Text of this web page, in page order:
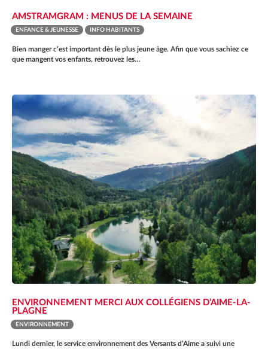
AMSTRAMGRAM : MENUS DE LA SEMAINE
ENFANCE & JEUNESSE INFO HABITANTS
Bien manger c’est important dès le plus jeune âge. Afin que vous sachiez ce
que mangent vos enfants, retrouvez les…
ENVIRONNEMENT MERCI AUX COLLÉGIENS D’AIME-LA-
PLAGNE
ENVIRONNEMENT
Lundi dernier, le service environnement des Versants d’Aime a suivi une